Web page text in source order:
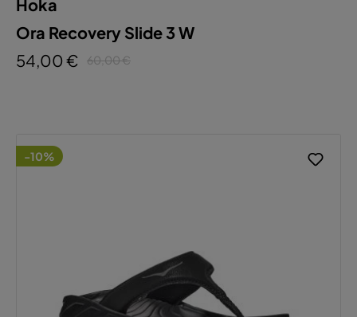
Hoka
Ora Recovery Slide 3 W
54,00 €
60,00 €
-10%